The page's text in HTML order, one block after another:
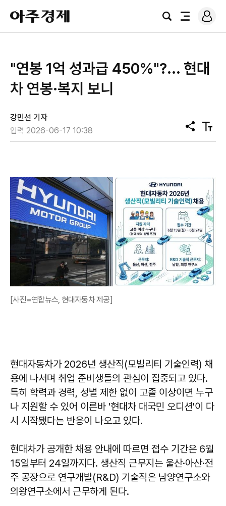
아
주
경
검
전
로
그
"연봉 1억 성과급 450%"?... 현대
차 연봉·복지 보니
강민선 기자
입력 2026-06-17 10:38
공
유
텍
스
[사진=연합뉴스, 현대자동차 제공]
현대자동차가 2026년 생산직(모빌리티 기술인력) 채
용에 나서며 취업 준비생들의 관심이 집중되고 있다.
특히 학력과 경력, 성별 제한 없이 고졸 이상이면 누구
나 지원할 수 있어 이른바 '현대차 대국민 오디션'이 다
시 시작됐다는 반응이 나오고 있다.
현대차가 공개한 채용 안내에 따르면 접수 기간은 6월
15일부터 24일까지다. 생산직 근무지는 울산·아산·전
주 공장으로 연구개발(R&D) 기술직은 남양연구소와
의왕연구소에서 근무하게 된다.